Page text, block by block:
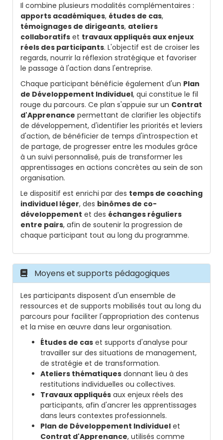
Il combine plusieurs modalités complémentaires :
apports académiques, études de cas,
témoignages de dirigeants, ateliers
collaboratifs et travaux appliqués aux enjeux
réels des participants. L'objectif est de croiser les
regards, nourrir la réflexion stratégique et favoriser
le passage à l'action dans l'entreprise.
Chaque participant bénéficie également d'un Plan
de Développement Individuel, qui constitue le fil
rouge du parcours. Ce plan s'appuie sur un Contrat
d'Apprenance permettant de clarifier les objectifs
de développement, d'identifier les priorités et leviers
d'action, de bénéficier de temps d'introspection et
de partage, de progresser entre les modules grâce
à un suivi personnalisé, puis de transformer les
apprentissages en actions concrètes au sein de son
organisation.
Le dispositif est enrichi par des temps de coaching
individuel léger, des binômes de co-
développement et des échanges réguliers
entre pairs, afin de soutenir la progression de
chaque participant tout au long du programme.
Moyens et supports pédagogiques
Les participants disposent d'un ensemble de
ressources et de supports mobilisés tout au long du
parcours pour faciliter l'appropriation des contenus
et la mise en œuvre dans leur organisation.
Études de cas et supports d'analyse pour
travailler sur des situations de management,
de stratégie et de transformation.
Ateliers thématiques donnant lieu à des
restitutions individuelles ou collectives.
Travaux appliqués aux enjeux réels des
participants, afin d'ancrer les apprentissages
dans leurs contextes professionnels.
Plan de Développement Individuel et
Contrat d'Apprenance, utilisés comme